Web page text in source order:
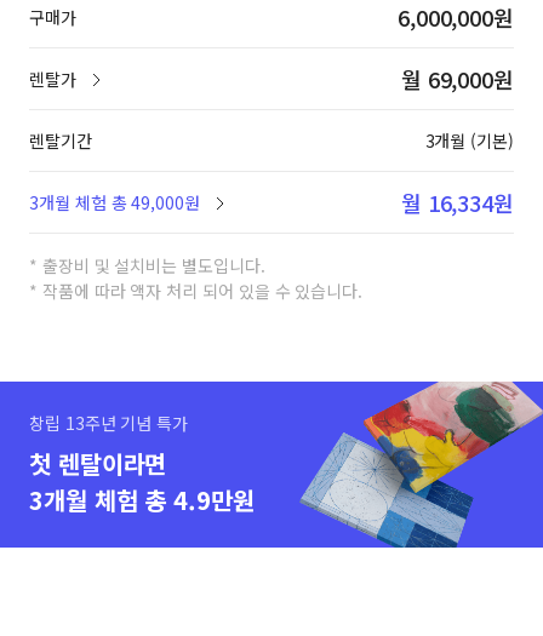
구매가 6,000,000원
렌탈가 월 69,000원
렌탈기간 3개월 (기본)
3개월 체험 총 49,000원 월 16,334원
* 출장비 및 설치비는 별도입니다.
* 작품에 따라 액자 처리 되어 있을 수 있습니다.
창립 13주년 기념 특가
첫 렌탈이라면
3개월 체험 총 4.9만원